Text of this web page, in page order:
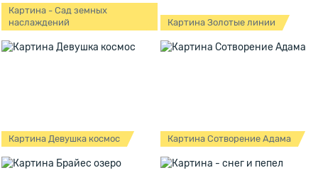
Картина - Сад земных
наслаждений
Картина Золотые линии
Картина Девушка космос Картина Сотворение Адама